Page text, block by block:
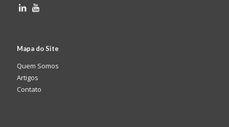
Mapa do Site
Quem Somos
Artigos
Contato